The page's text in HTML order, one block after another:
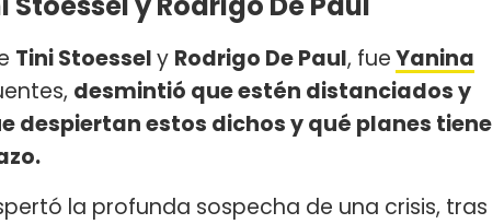
Tini Stoessely Rodrigo De Paul, fueYanina
desmintió que estén distanciados y
despiertan estos dichos y qué planes tiene
la profunda sospecha de una crisis, tras